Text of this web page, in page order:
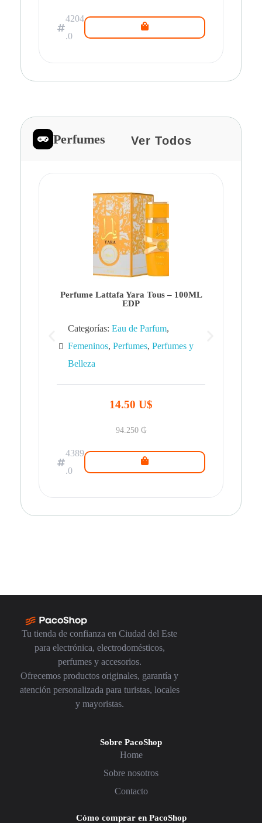
4204
.0
Perfumes Ver Todos
Perfume Lattafa Yara Tous – 100ML
EDP
Categorías: Eau de Parfum,
Femeninos, Perfumes, Perfumes y
Belleza
14.50 U$
94.250 ₲
4389
.0
Tu tienda de confianza en Ciudad del Este
para electrónica, electrodomésticos,
perfumes y accesorios.
Ofrecemos productos originales, garantía y
atención personalizada para turistas, locales
y mayoristas.
Sobre PacoShop
Home
Sobre nosotros
Contacto
Cómo comprar en PacoShop